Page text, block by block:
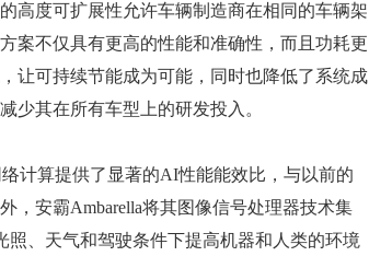
高度可扩展性允许车辆制造商在相同的车辆架
案不仅具有更高的性能和准确性，而且功耗更
让可持续节能成为可能，同时也降低了系统成
少其在所有车型上的研发投入。
计算提供了显著的AI性能能效比，与以前的
，安霸Ambarella将其图像信号处理器技术集
照、天气和驾驶条件下提高机器和人类的环境